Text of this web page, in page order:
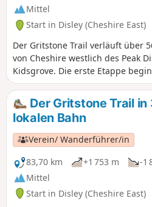
Mittel
Start in Disley (Cheshire East)
Der Gritstone Trail verläuft über
von Cheshire westlich des Peak
Kidsgrove. Die erste Etappe
führt durch den Lime Park und
über den Sponds Hill (410 m),
weiter zum Saddle of Kerridge
Nose und hinunter nach Langley.
die Route den Trail und führt
nach Macclesfield.
Der Gritstone Trail
lokalen Bahn
Verein/ Wanderführer/in
83,70 km
+1 753 m -1
Mittel
Start in Disley (Cheshire East)